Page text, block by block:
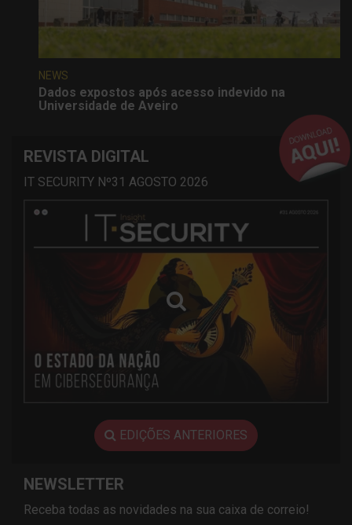
NEWS
Dados expostos após acesso indevido na
Universidade de Aveiro
REVISTA DIGITAL
IT SECURITY Nº31 AGOSTO 2026
EDIÇÕES ANTERIORES
NEWSLETTER
Receba todas as novidades na sua caixa de correio!